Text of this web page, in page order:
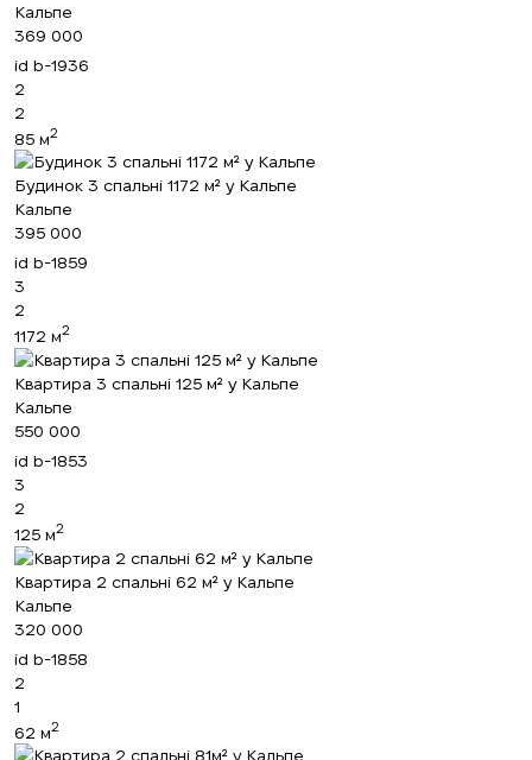
Кальпе
369 000
id b-1936
2
2
85 м2
Будинок 3 спальні 1172 м² у Кальпе
Кальпе
395 000
id b-1859
3
2
1172 м2
Квартира 3 спальні 125 м² у Кальпе
Кальпе
550 000
id b-1853
3
2
125 м2
Квартира 2 спальні 62 м² у Кальпе
Кальпе
320 000
id b-1858
2
1
62 м2
Дякуємо!
Ми отримали ваш
найближчим часом.
Залиште свої контактні дані, і ми
зв’яжемося з вами найближчим часом.